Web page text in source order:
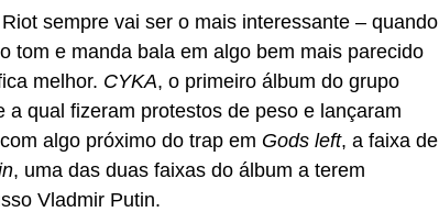
sempre vai ser o mais interessante – quando
tom e manda bala em algo bem mais parecido
melhor. CYKA, o primeiro álbum do grupo
qual fizeram protestos de peso e lançaram
algo próximo do trap em Gods left, a faixa de
, uma das duas faixas do álbum a terem
Vladmir Putin.